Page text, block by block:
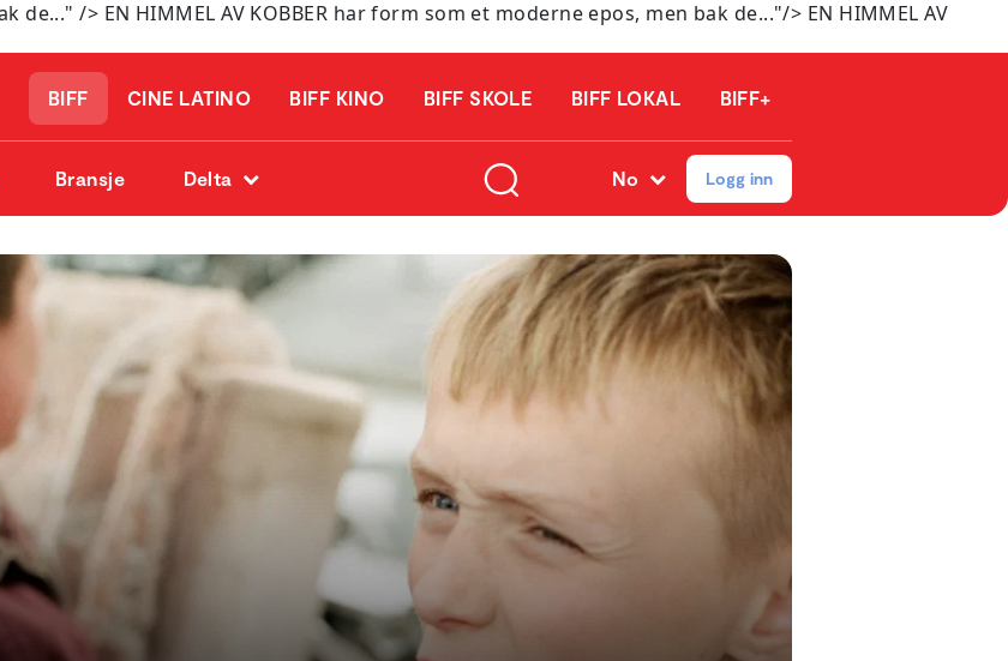
de..." /> EN HIMMEL AV KOBBER har form som et moderne epos, men bak de..."/> EN HIMMEL AV
BIFF CINE LATINO BIFF KINO BIFF SKOLE BIFF LOKAL BIFF+
Bransje Delta No Logg inn